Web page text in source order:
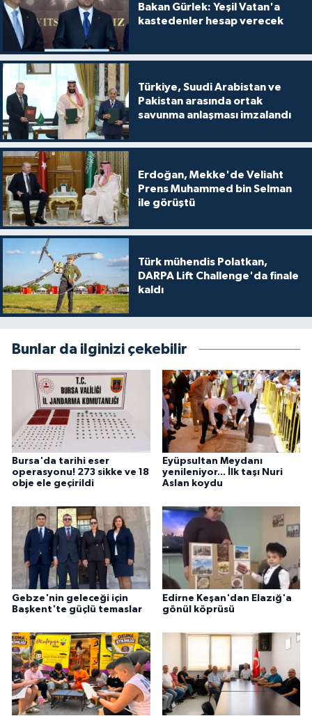
Bakan Gürlek: Yeşil Vatan'a
kastedenler hesap verecek
Türkiye, Suudi Arabistan ve
Pakistan arasında ortak
savunma anlaşması imzalandı
Erdoğan, Mekke'de Veliaht
Prens Muhammed bin Selman
ile görüştü
Türk mühendis Polatkan,
DARPA Lift Challenge'da finale
kaldı
Bunlar da ilginizi çekebilir
Bursa'da tarihi eser
operasyonu! 273 sikke ve 18
obje ele geçirildi
Eyüpsultan Meydanı
yenileniyor... İlk taşı Nuri
Aslan koydu
Gebze'nin geleceği için
Başkent'te güçlü temaslar
Edirne Keşan'dan Elazığ'a
gönül köprüsü